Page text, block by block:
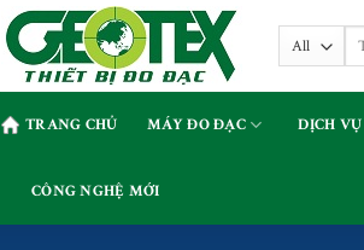
TRANG CHỦ MÁY ĐO ĐẠC DỊCH
CÔNG NGHỆ MỚI